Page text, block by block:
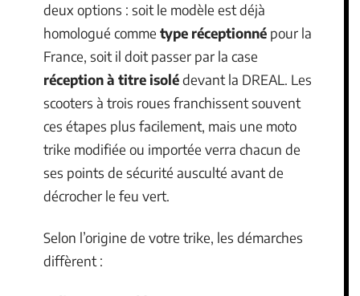
deux options : soit le modèle est déjà
homologué comme type réceptionné pour la
France, soit il doit passer par la case
réception à titre isolédevant la DREAL. Les
scooters à trois roues franchissent souvent
ces étapes plus facilement, mais une moto
trike modifiée ou importée verra chacun de
ses points de sécurité ausculté avant de
décrocher le feu vert.
Selon l’origine de votre trike, les démarches
diffèrent :